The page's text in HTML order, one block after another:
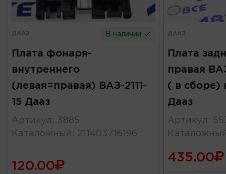
ДААЗ В наличии
Плата фонаря-
внутреннего
(левая=правая) ВАЗ-2111-
15 Дааз
Артикул : 3885
Каталожный : 211403716196
120.00
ДААЗ
Плата
правая
( в сборе)
Дааз
Артикул :
435.00